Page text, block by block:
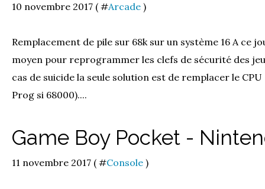
10 novembre 2017 ( #Arcade )
Remplacement de pile sur 68k sur un système 16 A ce
moyen pour reprogrammer les clefs de sécurité des
cas de suicide la seule solution est de remplacer le CPU
Prog si 68000)....
Game Boy Pocket -
11 novembre 2017 ( #Console )